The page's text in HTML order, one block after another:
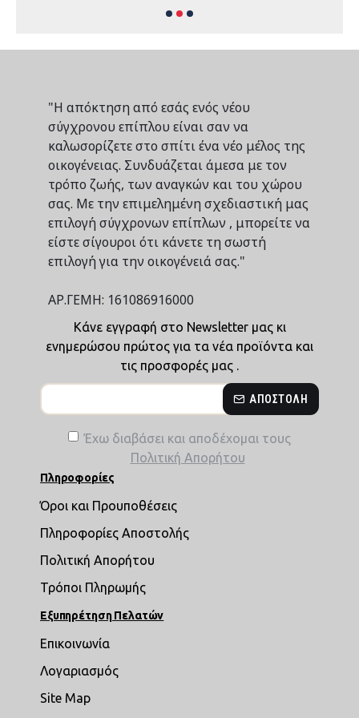
"Η απόκτηση από εσάς ενός νέου
σύγχρονου επίπλου είναι σαν να
καλωσορίζετε στο σπίτι ένα νέο μέλος της
οικογένειας. Συνδυάζεται άμεσα με τον
τρόπο ζωής, των αναγκών και του χώρου
σας. Με την επιμελημένη σχεδιαστική μας
επιλογή σύγχρονων επίπλων , μπορείτε να
είστε σίγουροι ότι κάνετε τη σωστή
επιλογή για την οικογένειά σας."
ΑΡ.ΓΕΜΗ: 161086916000
Κάνε εγγραφή στο Newsletter μας κι
ενημερώσου πρώτος για τα νέα προϊόντα και
τις προσφορές μας .
ΑΠΟΣΤΟΛΉ
Έχω διαβάσει και αποδέχομαι τους
Πολιτική Απορήτου
Πληροφορίες
Όροι και Προυποθέσεις
Πληροφορίες Αποστολής
Πολιτική Απορήτου
Τρόποι Πληρωμής
Εξυπηρέτηση Πελατών
Επικοινωνία
Λογαριασμός
Site Map